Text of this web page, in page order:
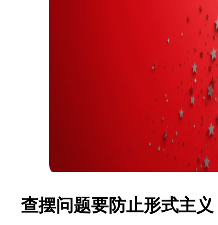
查摆问题要防止形式主义